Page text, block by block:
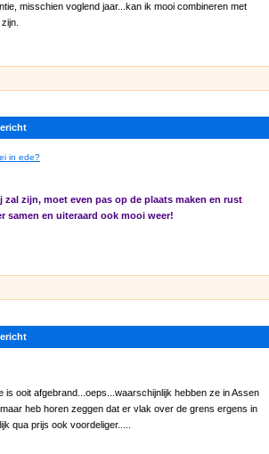
misschien voglend jaar...kan ik mooi combineren met
in ede?
zijn, moet even pas op de plaats maken en rust
samen en uiteraard ook mooi weer!
ooit afgebrand...oeps...waarschijnlijk hebben ze in Assen
heb horen zeggen dat er vlak over de grens ergens in
qua prijs ook voordeliger.....